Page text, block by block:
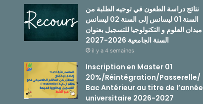
نتائج دراسة الطعون في توجيه الطلبة من
السنة 01 ليسانس إلى السنة 02 ليسانس
ميدان العلوم و التكنولوجيا للتسجيل بعنوان
السنة الجامعية 2026-2027
il y a 4 semaines
Inscription en Master 01
20%/Réintégration/Passerelle/
Bac Antérieur au titre de l’année
universitaire 2026-2027